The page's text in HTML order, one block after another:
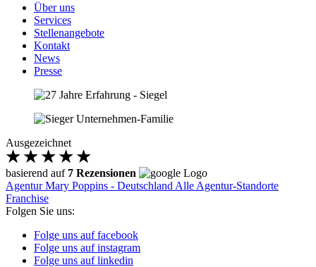
Über uns
Services
Stellenangebote
Kontakt
News
Presse
Ausgezeichnet
basierend auf 7 Rezensionen
Agentur Mary Poppins - Deutschland Alle Agentur-Standorte
Franchise
Folgen Sie uns:
Folge uns auf facebook
Folge uns auf instagram
Folge uns auf linkedin